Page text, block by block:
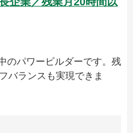
のパワービルダーです。残
バランスも実現できま